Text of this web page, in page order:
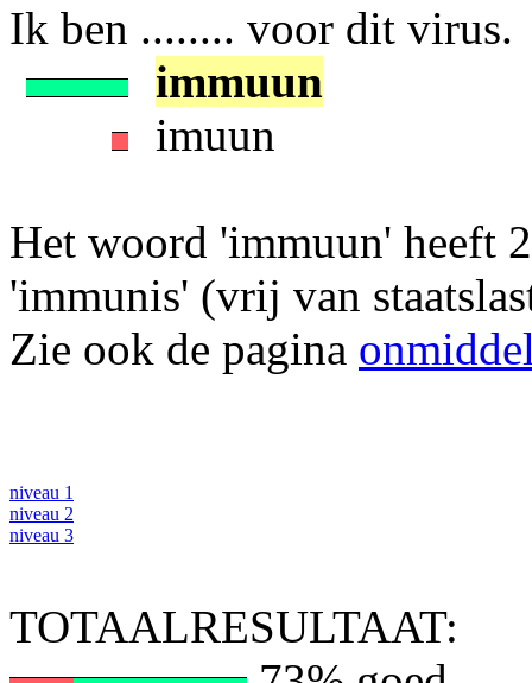
Ik ben ........ voor dit virus.
immuun
imuun
Het woord 'immuun' heeft
'immunis' (vrij van
Zie ook de pagina
niveau 1
niveau 2
niveau 3
TOTAALRESULTAAT: